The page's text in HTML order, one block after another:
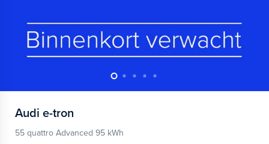
Audi e-tron
55 quattro Advanced 95 kWh